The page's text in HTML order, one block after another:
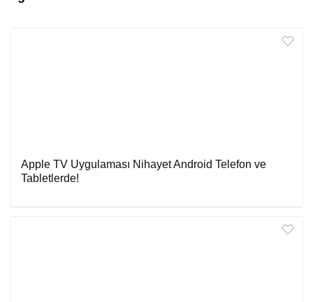
Apple TV Uygulaması Nihayet Android Telefon ve
Tabletlerde!